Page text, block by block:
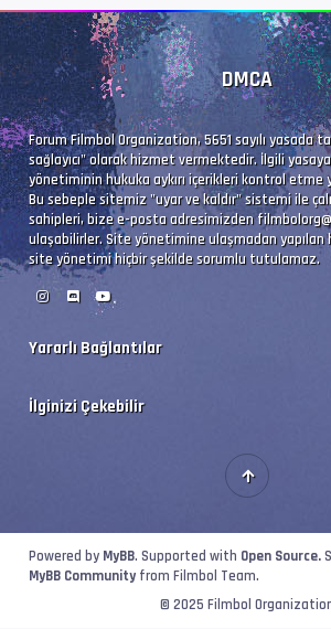
DMCA
Forum Filmbol Organization, 5651 sayılı yasada
sağlayıcı" olarak hizmet vermektedir. İlgili
yönetiminin hukuka aykırı içerikleri kontrol etme
Bu sebeple sitemiz "uyar ve kaldır" sistemi ile
sahipleri, bize e-posta adresimizden
ulaşabilirler. Site yönetimine ulaşmadan yapılan
site yönetimi hiçbir şekilde sorumlu tutulamaz.
Yararlı Bağlantılar
Vizyon Filmler
İlginizi Çekebilir
Powered by MyBB. Supported with Open Source.
MyBB Community from Filmbol Team.
© 2025 Filmbol